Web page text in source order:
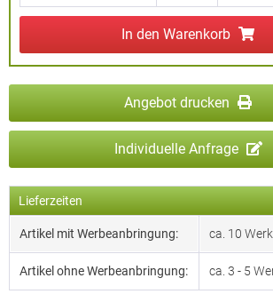
In den Warenkorb
Angebot drucken
Individuelle Anfrage
Lieferzeiten
Artikel mit Werbeanbringung: ca. 10
Artikel ohne Werbeanbringung: ca. 3 - 5